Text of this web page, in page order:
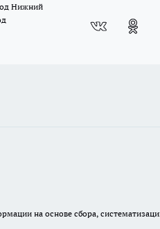
Нижний
на основе сбора,